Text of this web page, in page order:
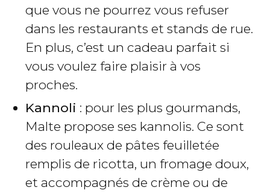
que vous ne pourrez vous refuser
dans les restaurants et stands de rue.
En plus, c’est un cadeau parfait si
vous voulez faire plaisir à vos
proches.
Kannoli : pour les plus gourmands,
Malte propose ses kannolis. Ce sont
des rouleaux de pâtes feuilletée
remplis de ricotta, un fromage doux,
et accompagnés de crème ou de